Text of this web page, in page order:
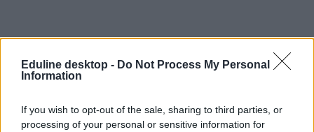
Eduline desktop - Do Not Process My Personal
Information
If you wish to opt-out of the sale, sharing to third parties, or
processing of your personal or sensitive information for